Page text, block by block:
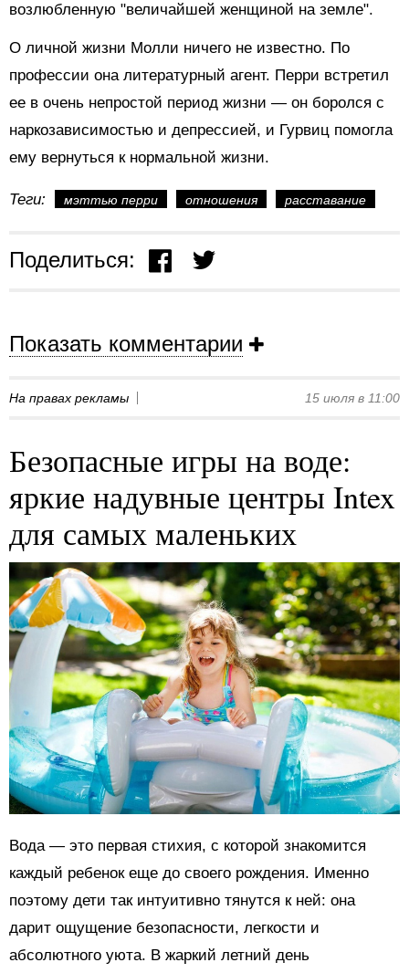
возлюбленную "величайшей женщиной на земле".
О личной жизни Молли ничего не известно. По
профессии она литературный агент. Перри встретил
ее в очень непростой период жизни — он боролся с
наркозависимостью и депрессией, и Гурвиц помогла
ему вернуться к нормальной жизни.
Теги: мэттью перри отношения расставание
Поделиться:
Показать комментарии
На правах рекламы 15 июля в 11:00
Безопасные игры на воде:
яркие надувные центры Intex
для самых маленьких
Вода — это первая стихия, с которой знакомится
каждый ребенок еще до своего рождения. Именно
поэтому дети так интуитивно тянутся к ней: она
дарит ощущение безопасности, легкости и
абсолютного уюта. В жаркий летний день